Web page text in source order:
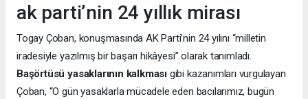
ak parti’nin 24 yıllık mirası
Togay Çoban, konuşmasında AK Parti’nin 24 yılını “milletin
iradesiyle yazılmış bir başarı hikâyesi” olarak tanımladı.
Başörtüsü yasaklarının kalkması gibi kazanımları vurgulayan
Çoban, “O gün yasaklarla mücadele eden bacılarımız, bugün